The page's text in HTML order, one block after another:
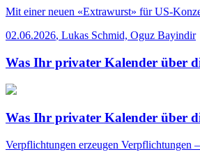
Mit einer neuen «Extrawurst» für US-
02.06.2026, Lukas Schmid, Oguz Bayindir
Was Ihr privater Kalender über
Was Ihr privater Kalender über
Verpflichtungen erzeugen Verpflichtungen